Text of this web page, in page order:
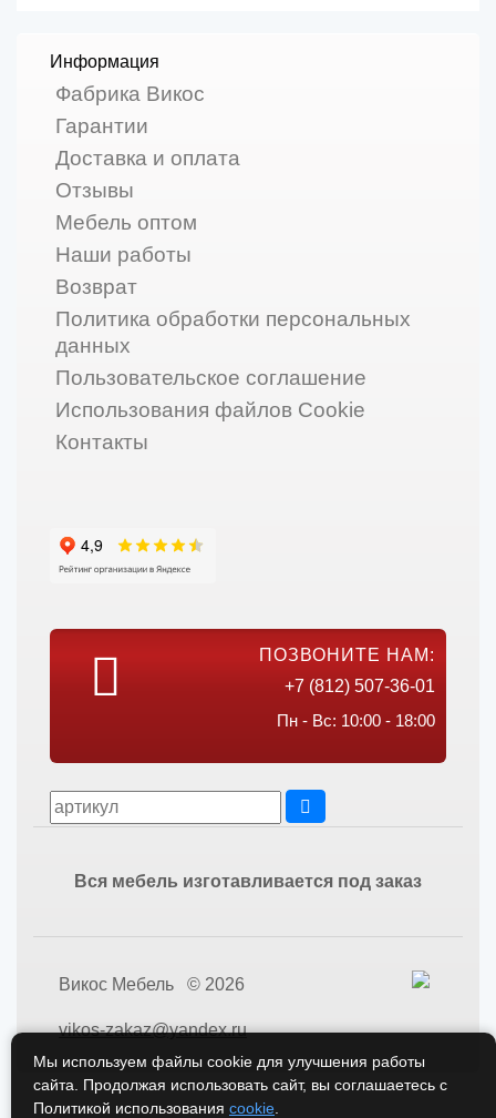
Информация
Фабрика Викос
Гарантии
Доставка и оплата
Отзывы
Мебель оптом
Наши работы
Возврат
Политика обработки персональных
данных
Пользовательское соглашение
Использования файлов Cookie
Контакты
ПОЗВОНИТЕ НАМ:
+7 (812) 507-36-01
Пн - Вс: 10:00 - 18:00
Вся мебель изготавливается под заказ
Викос Мебель © 2026
vikos-zakaz@yandex.ru
Мы используем файлы cookie для улучшения работы
сайта. Продолжая использовать сайт, вы соглашаетесь с
Политикой использования cookie